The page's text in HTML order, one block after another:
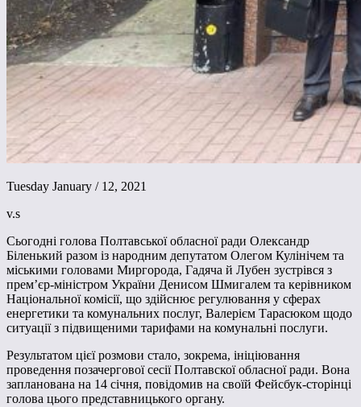
Tuesday January / 12, 2021
v.s
Сьогодні голова Полтавської обласної ради Олександр
Біленький разом із народним депутатом Олегом Кулінічем та
міськими головами Миргорода, Гадяча й Лубен зустрівся з
прем’єр-міністром України Денисом Шмигалем та керівником
Національної комісії, що здійснює регулювання у сферах
енергетики та комунальних послуг, Валерієм Тарасюком щодо
ситуації з підвищеними тарифами на комунальні послуги.
Результатом цієї розмови стало, зокрема, ініціювання
проведення позачергової сесії Полтавскої обласної ради. Вона
запланована на 14 січня, повідомив на своїй Фейсбук-сторінці
голова цього представницького органу.